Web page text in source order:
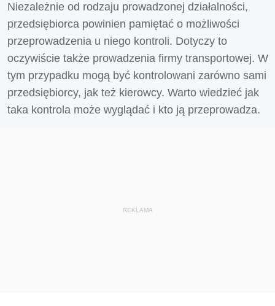
Niezależnie od rodzaju prowadzonej działalności,
przedsiębiorca powinien pamiętać o możliwości
przeprowadzenia u niego kontroli. Dotyczy to
oczywiście także prowadzenia firmy transportowej. W
tym przypadku mogą być kontrolowani zarówno sami
przedsiębiorcy, jak też kierowcy. Warto wiedzieć jak
taka kontrola może wyglądać i kto ją przeprowadza.
REKLAMA